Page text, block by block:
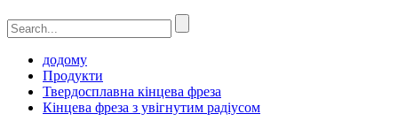
додому
Продукти
Твердосплавна кінцева фреза
Кінцева фреза з увігнутим радіусом